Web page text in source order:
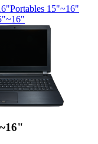
Portables 15"~16"